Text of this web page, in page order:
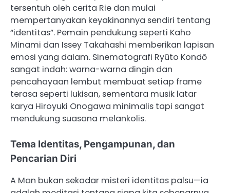
tersentuh oleh cerita Rie dan mulai
mempertanyakan keyakinannya sendiri tentang
“identitas”. Pemain pendukung seperti Kaho
Minami dan Issey Takahashi memberikan lapisan
emosi yang dalam. Sinematografi Ryūto Kondō
sangat indah: warna-warna dingin dan
pencahayaan lembut membuat setiap frame
terasa seperti lukisan, sementara musik latar
karya Hiroyuki Onogawa minimalis tapi sangat
mendukung suasana melankolis.
Tema Identitas, Pengampunan, dan
Pencarian Diri
A Man bukan sekadar misteri identitas palsu—ia